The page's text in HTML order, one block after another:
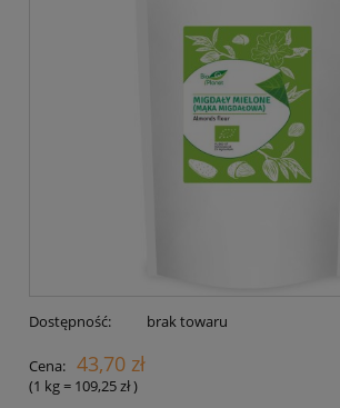
Dostępność: brak towaru
Cena: 43,70 zł
(1 kg= 109,25 zł)